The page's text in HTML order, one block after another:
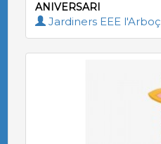
ANIVERSARI
Jardiners EEE l'Arboç